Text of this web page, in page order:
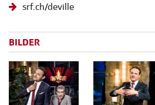
srf.ch/deville
BILDER